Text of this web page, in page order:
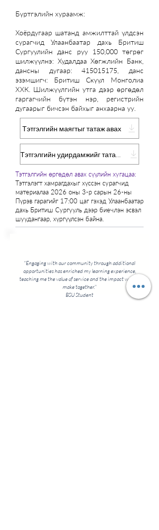
Бүртгэлийн хураамж:
Хоёрдугаар шатанд амжилттай үлдсэн
сурагчид Улаанбаатар дахь Бритиш
Сургуулийн данс руу 150,000 төгрөг
шилжүүлнэ: Худалдаа Хөгжлийн Банк,
дансны дугаар:415015175 , данс
эзэмшигч: Бритиш Скүүл Монголиа
ХХК. Шилжүүлгийн утга дээр өргөдөл
гаргагчийн бүтэн нэр, регистрийн
дугаарыг бичсэн байхыг анхаарна уу.
Тэтгэлгийн маягтыг татаж авах
Тэтгэлгийн өргөдөл авах сүүлийн хугацаа:
Тэтгэлэгт хамрагдахыг хүссэн сурагчид
материалаа 2026 оны 3-р сарын 26-ны
Пүрэв гарагийг 17:00 цаг гэхэд Улаанбаатар
дахь Бритиш Сургууль дээр биечлэн эсвэл
шуудангаар, хүргүүлсэн байна.
"Engaging with our community through additional
opportunities has enriched my learning experience,
teaching me the value of service and the impact we can
make together.''
BSU Student